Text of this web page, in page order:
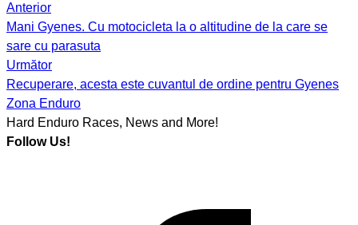
Post
navigation
Anterior
Mani Gyenes. Cu motocicleta la o altitudine de la care se
sare cu parasuta
Următor
Recuperare, acesta este cuvantul de ordine pentru Gyenes
Zona Enduro
Hard Enduro Races, News and More!
Follow Us!